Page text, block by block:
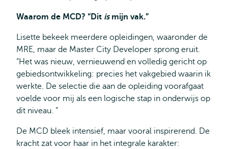
Waarom de MCD? “Dit ismijn vak.”
Lisette bekeek meerdere opleidingen, waaronder de
MRE, maar de Master City Developer sprong eruit.
“Het was nieuw, vernieuwend en volledig gericht op
gebiedsontwikkeling: precies het vakgebied waarin ik
werkte. De selectie die aan de opleiding voorafgaat
voelde voor mij als een logische stap in onderwijs op
dit niveau. ”
De MCD bleek intensief, maar vooral inspirerend. De
kracht zat voor haar in het integrale karakter: